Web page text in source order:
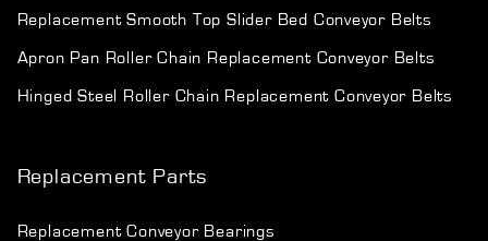
Replacement Smooth Top Slider Bed Conveyor Belts
Apron Pan Roller Chain Replacement Conveyor Belts
Hinged Steel Roller Chain Replacement Conveyor Belts
Replacement Parts
Replacement Conveyor Bearings